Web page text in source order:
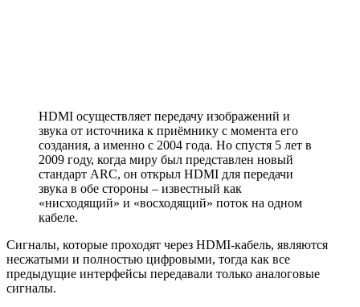
HDMI осуществляет передачу изображений и
звука от источника к приёмнику с момента его
создания, а именно с 2004 года. Но спустя 5 лет в
2009 году, когда миру был представлен новый
стандарт ARC, он открыл HDMI для передачи
звука в обе стороны – известный как
«нисходящий» и «восходящий» поток на одном
кабеле.
Сигналы, которые проходят через HDMI-кабель, являются
несжатыми и полностью цифровыми, тогда как все
предыдущие интерфейсы передавали только аналоговые
сигналы.